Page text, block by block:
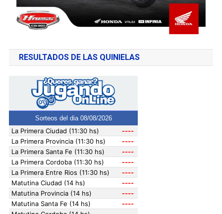
RESULTADOS DE LAS QUINIELAS